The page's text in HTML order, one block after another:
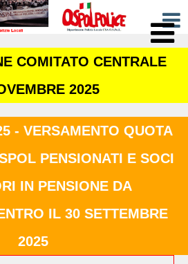
COMITATO CENTRALE
2025
- VERSAMENTO QUOTA
PENSIONATI E SOCI
IN PENSIONE DA
IL 30 SETTEMBRE
2025